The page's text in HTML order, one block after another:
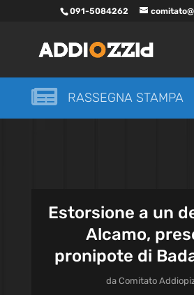
091-5084262
 RASSEGNA STAMPA
Estorsione a un
Alcamo,
pronipote di
daComitato